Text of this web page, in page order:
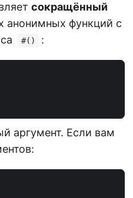
сокращённый
анонимных функций с
#() :
аргумент. Если вам